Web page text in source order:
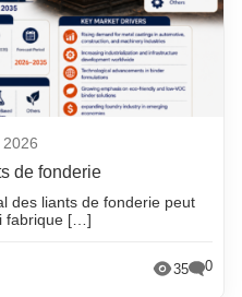
2026
de fonderie
des liants de fonderie peut
fabrique […]
35 0